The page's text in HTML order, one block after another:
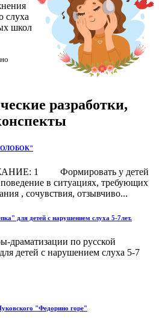
слуха
школ
разработки,
КОЛОБОК"
1 Формировать у детей
в ситуациях, требующих
, сочувствия, отзывчиво...
для детей с нарушением слуха 5-7лет.
драматизации по русской
детей с нарушением слуха 5-7
"Федорино горе"